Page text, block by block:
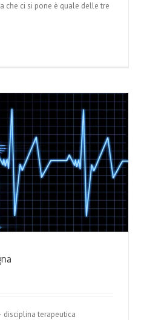
che ci si pone è quale delle tre
terapeutica